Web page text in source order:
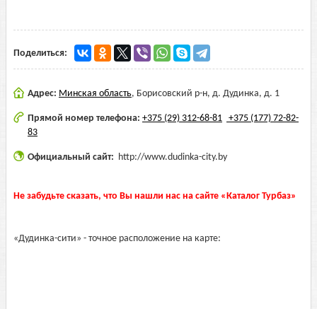
Поделиться:
Адрес: Минская область, Борисовский р-н, д. Дудинка, д. 1
Прямой номер телефона: +375 (29) 312-68-81 +375 (177) 72-82-
83
Официальный сайт: http://www.dudinka-city.by
Не забудьте сказать, что Вы нашли нас на сайте «Каталог Турбаз»
«Дудинка-сити» - точное расположение на карте: